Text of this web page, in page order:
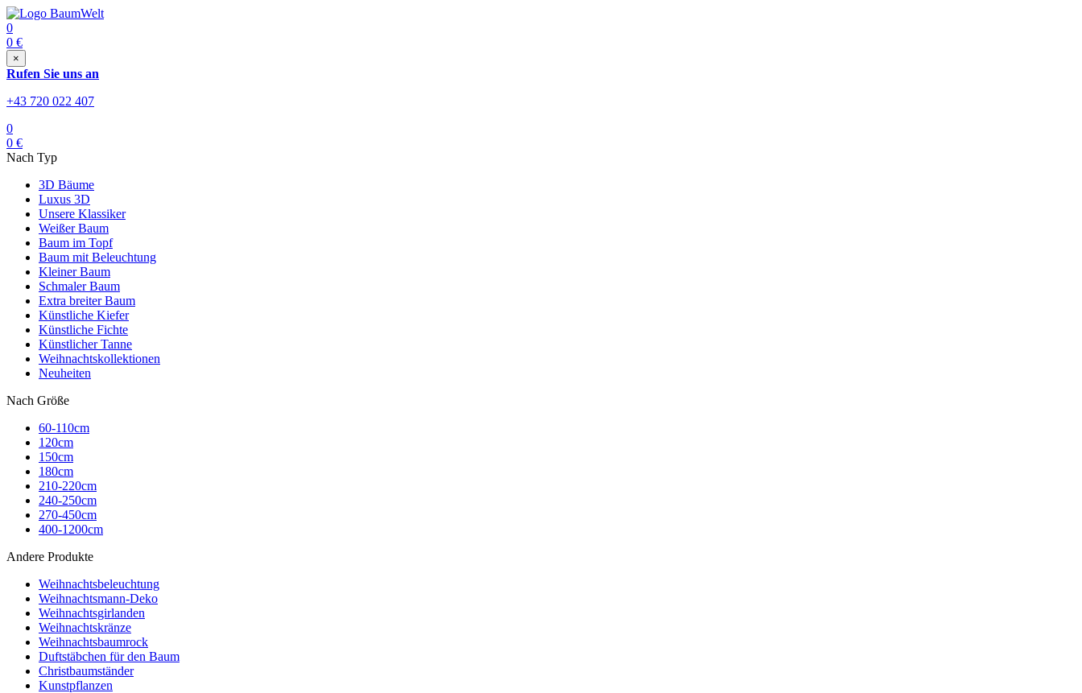
0
0 €
×
Rufen Sie uns an
+43 720 022 407
0
0 €
Nach Typ
3D Bäume
Luxus 3D
Unsere Klassiker
Weißer Baum
Baum im Topf
Baum mit Beleuchtung
Kleiner Baum
Schmaler Baum
Extra breiter Baum
Künstliche Kiefer
Künstliche Fichte
Künstlicher Tanne
Weihnachtskollektionen
Neuheiten
Nach Größe
60-110cm
120cm
150cm
180cm
210-220cm
240-250cm
270-450cm
400-1200cm
Andere Produkte
Weihnachtsbeleuchtung
Weihnachtsmann-Deko
Weihnachtsgirlanden
Weihnachtskränze
Weihnachtsbaumrock
Duftstäbchen für den Baum
Christbaumständer
Kunstpflanzen